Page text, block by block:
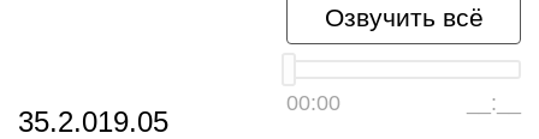
Озвучить всё
00:00 __:__
35.2.019.05